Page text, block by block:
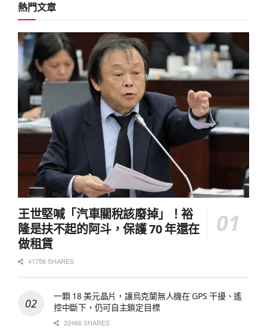
熱門文章
王世堅喊「汽車關稅該廢掉」！裕
隆是扶不起的阿斗，保護 70 年還在
做租賃
41756 SHARES
一顆 18 美元晶片，讓烏克蘭無人機在 GPS 干擾、遙
控中斷下，仍可自主鎖定目標
22466 SHARES